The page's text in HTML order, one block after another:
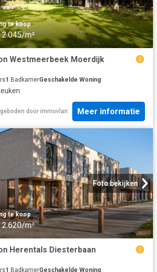
·te koop
2.045/m²
Westmeerbeek Moerdijk
1 BadkamerGeschakelde Woning
door immovlan Meer informatie
Foto bekijken
·te koop
2.620/m²
Herentals Diesterbaan
1 BadkamerGeschakelde Woning